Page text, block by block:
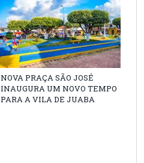
NOVA PRAÇA SÃO JOSÉ
INAUGURA UM NOVO TEMPO
PARA A VILA DE JUABA